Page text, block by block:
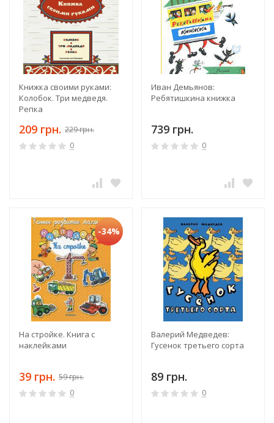
Книжка своими руками:
Колобок. Три медведя.
Репка
209 грн. 229 грн.
0
Иван Демьянов:
Ребятишкина книжка
739 грн.
0
-34%
На стройке. Книга с
наклейками
39 грн. 59 грн.
0
Валерий Медведев:
Гусенок третьего сорта
89 грн.
0